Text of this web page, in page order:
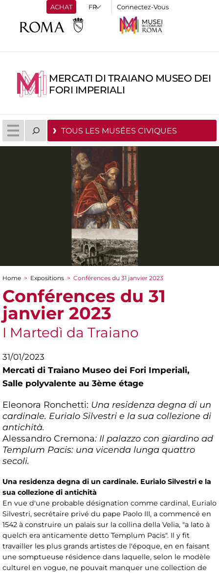
ACHAT Connectez-Vous
MERCATI DI TRAIANO MUSEO DEI
FORI IMPERIALI
TOUS LES MUSÉES CIVIQUES
You are here
Home > Expositions > Conférences du 31 janvier 2023
Conférences du 31
janvier 2023
I Martedì da Traiano
31/01/2023
Mercati di Traiano Museo dei Fori Imperiali,
Salle polyvalente au 3ème étage
Eleonora Ronchetti: Una residenza degna di un
cardinale. Eurialo Silvestri e la sua collezione di
antichità.
Alessandro Cremona: Il palazzo con giardino ad
Templum Pacis: una vicenda lunga quattro
secoli.
Una residenza degna di un cardinale. Eurialo Silvestri e la
sua collezione di antichità
En vue d'une probable désignation comme cardinal, Eurialo
Silvestri, secrétaire privé du pape Paolo III, a commencé en
1542 à construire un palais sur la collina della Velia, "a lato à
quelch era anticamente detto Templum Pacis". Il y fit
travailler les plus grands artistes de l'époque, en en faisant
une somptueuse résidence dans laquelle, selon le modèle
culturel en vogue, ne pouvait manquer une collection de